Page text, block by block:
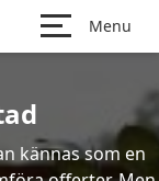
Menu
kännas som en